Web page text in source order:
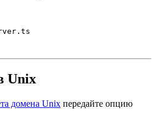
Unix
домена Unix передайте опцию